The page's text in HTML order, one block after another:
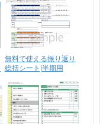
無料で使える振り返り
総括シート|半期用